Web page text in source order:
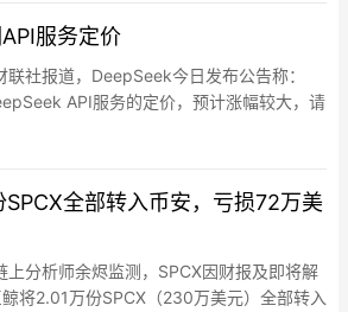
服务定价
社报道，DeepSeek今日发布公告称：
API服务的定价，预计涨幅较大，请
方案以正式通知为准。”
全部转入币安，亏损72万美
分析师余烬监测，SPCX因财报及即将解
将2.01万份SPCX（230万美元）全部转入